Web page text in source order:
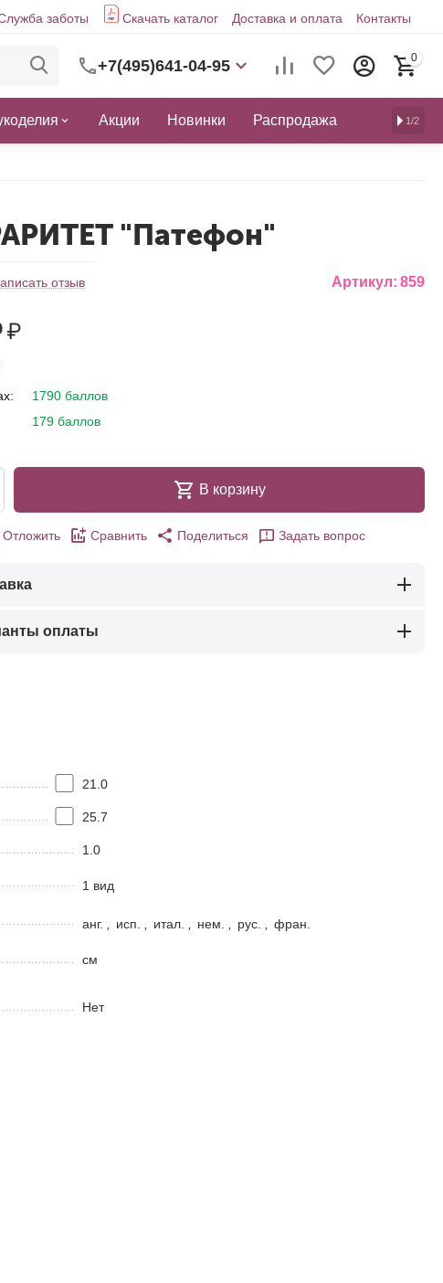
заботы Скачать каталог Доставка и оплата Контакты
+7(495)641-04-95 0
Акции Новинки Распродажа 1/2
"Патефон"
отзыв Артикул: 859
₽
1790 баллов
179 баллов
В корзину
Отложить Сравнить Поделиться Задать вопрос
оплаты
21.0
25.7
1.0
1 вид
анг. исп. итал. нем. рус. фран.
см
Нет